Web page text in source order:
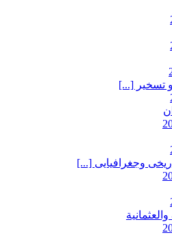
تسخیر [...]
وجغرافیایی [...]